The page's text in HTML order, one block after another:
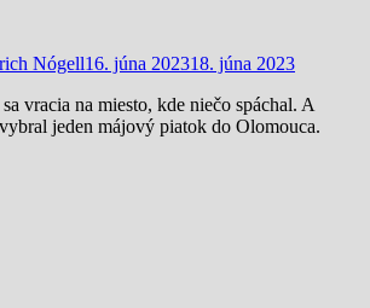
Nógell16. júna 202318. júna 2023
vracia na miesto, kde niečo spáchal. A
jeden májový piatok do Olomouca.